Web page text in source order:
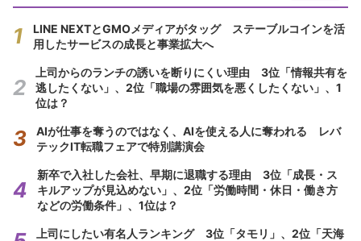
LINE NEXTとGMOメディアがタッグ ステーブルコインを活
用したサービスの成長と事業拡大へ
上司からのランチの誘いを断りにくい理由 3位「情報共有を
逃したくない」、2位「職場の雰囲気を悪くしたくない」、1
位は？
AIが仕事を奪うのではなく、AIを使える人に奪われる レバ
テックIT転職フェアで特別講演会
新卒で入社した会社、早期に退職する理由 3位「成長・ス
キルアップが見込めない」、2位「労働時間・休日・働き方
などの労働条件」、1位は？
上司にしたい有名人ランキング 3位「タモリ」、2位「天海